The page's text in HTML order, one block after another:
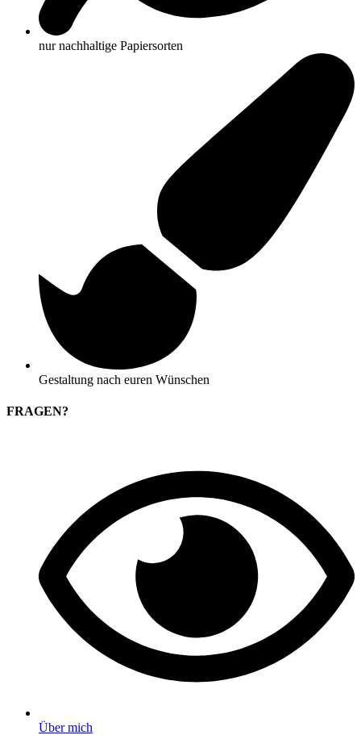
nur nachhaltige Papiersorten
Gestaltung nach euren Wünschen
FRAGEN?
Über mich